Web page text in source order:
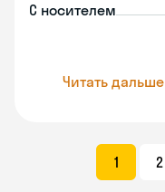
С носителем
Читать дальше
1 2